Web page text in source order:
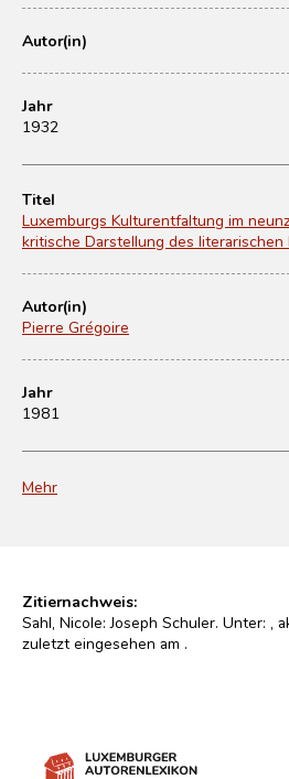
Autor(in)
Jahr
1932
Titel
Luxemburgs Kulturentfaltung im
kritische Darstellung des literarischen
Autor(in)
Pierre Grégoire
Jahr
1981
Mehr
Zitiernachweis:
Sahl, Nicole: Joseph Schuler. Unter: ,
zuletzt eingesehen am .